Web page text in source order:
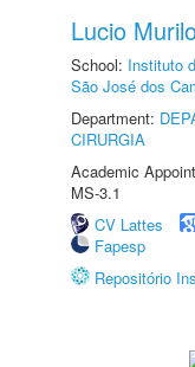
Lucio
School: Instituto
São José dos
Department:
CIRURGIA
Academic
MS-3.1
CV Lattes
Fapesp
Repositório